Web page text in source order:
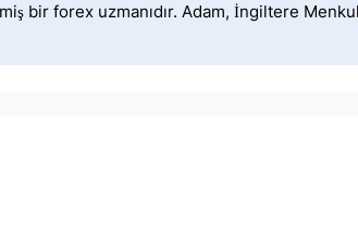
bir forex uzmanıdır. Adam, İngiltere